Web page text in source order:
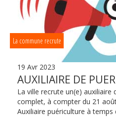
La commune recrute
19 Avr 2023
AUXILIAIRE DE
La ville recrute un(e) auxiliaire
complet, à compter du 21
Auxiliaire puériculture à